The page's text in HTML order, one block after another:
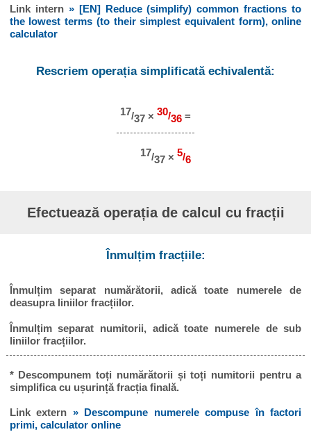
Link intern » [EN] Reduce (simplify) common fractions to
the lowest terms (to their simplest equivalent form), online
calculator
Rescriem operația simplificată echivalentă:
17/37 × 30/36 =
17/37 × 5/6
Efectuează operația de calcul cu fracții
Înmulțim fracțiile:
Înmulțim separat numărătorii, adică toate numerele de
deasupra liniilor fracțiilor.
Înmulțim separat numitorii, adică toate numerele de sub
liniilor fracțiilor.
* Descompunem toți numărătorii și toți numitorii pentru a
simplifica cu ușurință fracția finală.
Link extern » Descompune numerele compuse în factori
primi, calculator online